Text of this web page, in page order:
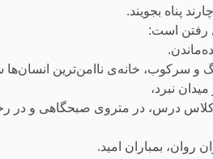
پناه بجویند.
رفتن است:
و سرکوب، خانه‌ی ناامن‌ترین
نبرد،
درس، در متروی صبحگاهی و در
روان، بمباران امید.